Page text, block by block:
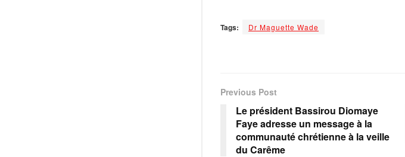
Tags: Dr Maguette Wade
Previous Post
Le président Bassirou Diomaye
Faye adresse un message à la
communauté chrétienne à la veille
du Carême